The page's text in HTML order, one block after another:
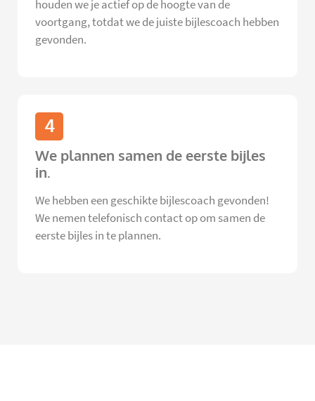
houden we je actief op de hoogte van de
voortgang, totdat we de juiste bijlescoach hebben
gevonden.
4
We plannen samen de eerste bijles
in.
We hebben een geschikte bijlescoach gevonden!
We nemen telefonisch contact op om samen de
eerste bijles in te plannen.